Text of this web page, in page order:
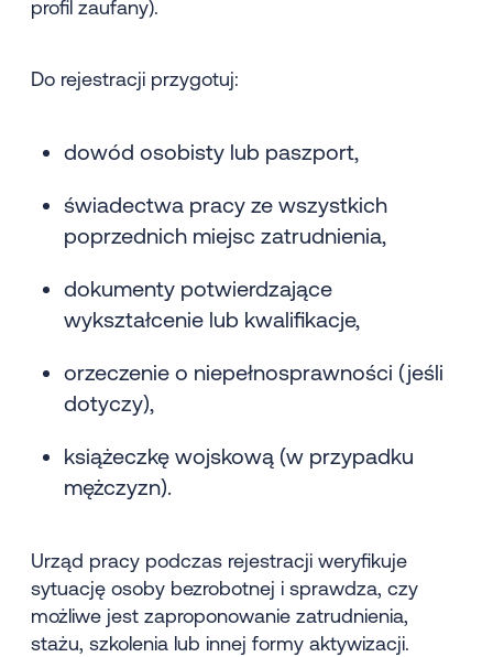
profil zaufany).
Do rejestracji przygotuj:
dowód osobisty lub paszport,
świadectwa pracy ze wszystkich
poprzednich miejsc zatrudnienia,
dokumenty potwierdzające
wykształcenie lub kwalifikacje,
orzeczenie o niepełnosprawności (jeśli
dotyczy),
książeczkę wojskową (w przypadku
mężczyzn).
Urząd pracy podczas rejestracji weryfikuje
sytuację osoby bezrobotnej i sprawdza, czy
możliwe jest zaproponowanie zatrudnienia,
stażu, szkolenia lub innej formy aktywizacji.